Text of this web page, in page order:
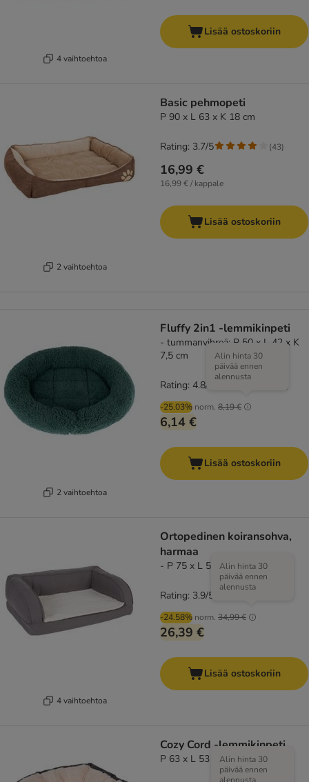
4 vaihtoehtoa
Lisää ostoskoriin
2 vaihtoehtoa
Basic pehmopeti
P 90 x L 63 x K 18 cm
16,99 €
16,99 € / kappale
Rating: 3.7/5 (43)
Lisää ostoskoriin
2 vaihtoehtoa
Fluffy 2in1 -lemmikinpeti
- tummanvihreä: P 50 x L 42 x K
7,5 cm
-25.03% norm. 8,19 €
Alin hinta 30
päivää ennen
alennusta
6,14 €
Rating: 4.8/5
Lisää ostoskoriin
4 vaihtoehtoa
Ortopedinen koiransohva,
harmaa
- P 75 x L 50 x K 25 cm
-24.58% norm. 34,99 €
Alin hinta 30
päivää ennen
alennusta
26,39 €
Rating: 3.9/5
Lisää ostoskoriin
Cozy Cord -lemmikinpeti
P 63 x L 53 x K 15Alin hinta 30
päivää ennen